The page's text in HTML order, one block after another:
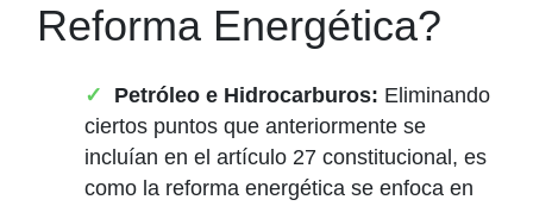
Reforma Energética?
Petróleo e Hidrocarburos: Eliminando
ciertos puntos que anteriormente se
incluían en el artículo 27 constitucional, es
como la reforma energética se enfoca en